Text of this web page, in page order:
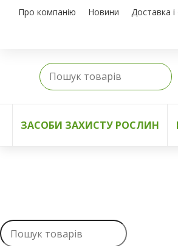
Про компанію Новини Доставка
ЗАСОБИ ЗАХИСТУ РОСЛИН